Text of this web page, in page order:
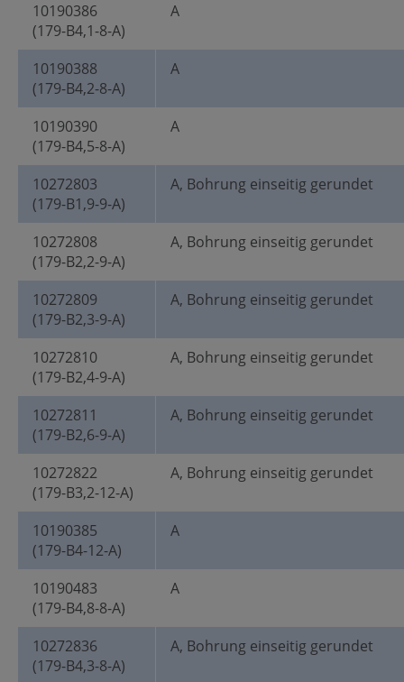
10190386
(179-B4,1-8-A)
A
10190388
(179-B4,2-8-A)
A
10190390
(179-B4,5-8-A)
A
10272803
(179-B1,9-9-A)
A, Bohrung einseitig gerundet
10272808
(179-B2,2-9-A)
A, Bohrung einseitig gerundet
10272809
(179-B2,3-9-A)
A, Bohrung einseitig gerundet
10272810
(179-B2,4-9-A)
A, Bohrung einseitig gerundet
10272811
(179-B2,6-9-A)
A, Bohrung einseitig gerundet
10272822
(179-B3,2-12-A)
A, Bohrung einseitig gerundet
10190385
(179-B4-12-A)
A
10190483
(179-B4,8-8-A)
A
10272836
(179-B4,3-8-A)
A, Bohrung einseitig gerundet